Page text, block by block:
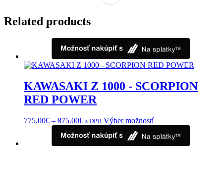
Related products
KAWASAKI Z 1000 - SCORPION
RED POWER
775.00€ – 875.00€Price
775.00€
through
s DPH Výber možnostíTento
má
viacero